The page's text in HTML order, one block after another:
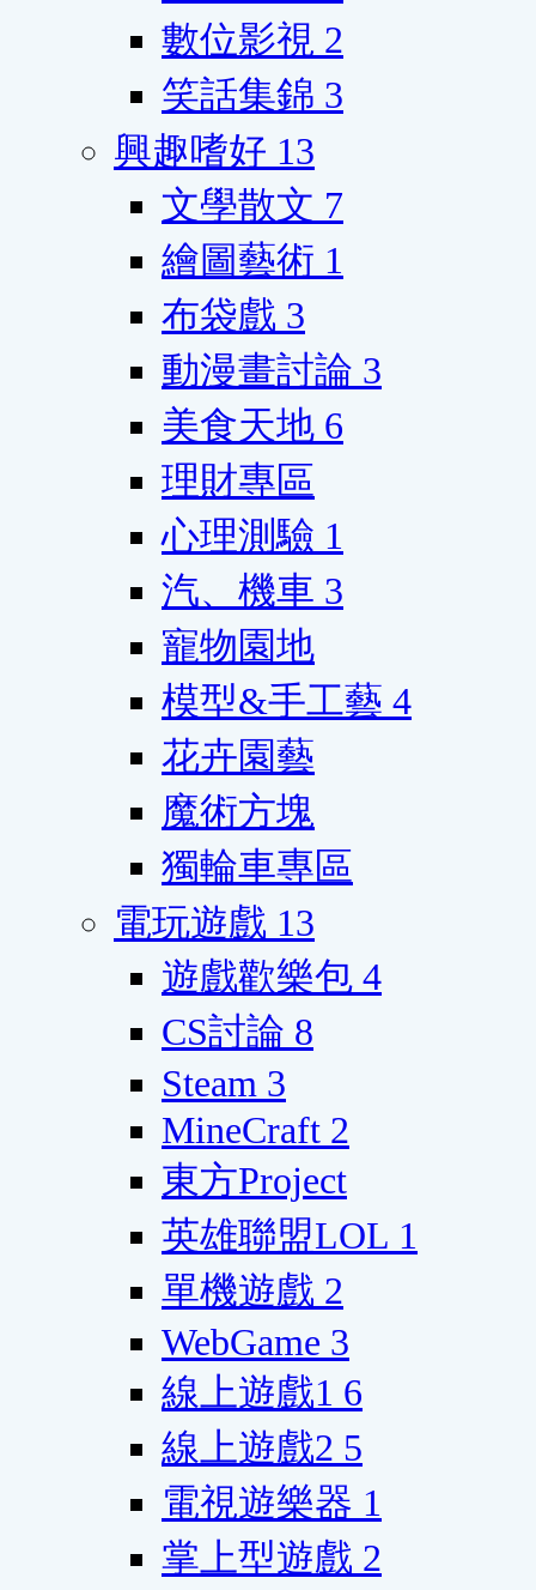
數位影視 2
笑話集錦 3
興趣嗜好 13
文學散文 7
繪圖藝術 1
布袋戲 3
動漫畫討論 3
美食天地 6
理財專區
心理測驗 1
汽、機車 3
寵物園地
模型&手工藝 4
花卉園藝
魔術方塊
獨輪車專區
電玩遊戲 13
遊戲歡樂包 4
CS討論 8
Steam 3
MineCraft 2
東方Project
英雄聯盟LOL 1
單機遊戲 2
WebGame 3
線上遊戲1 6
線上遊戲2 5
電視遊樂器 1
掌上型遊戲 2